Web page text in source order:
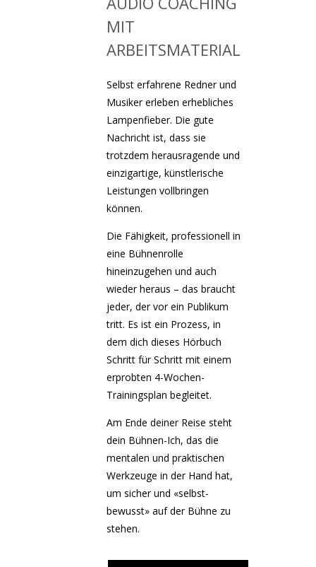
MIT
ARBEITSMATERIAL
Selbst erfahrene Redner und
Musiker erleben erhebliches
Lampenfieber. Die gute
Nachricht ist, dass sie
trotzdem herausragende und
einzigartige, künstlerische
Leistungen vollbringen
können.
Die Fähigkeit, professionell in
eine Bühnenrolle
hineinzugehen und auch
wieder heraus – das braucht
jeder, der vor ein Publikum
tritt. Es ist ein Prozess, in
dem dich dieses Hörbuch
Schritt für Schritt mit einem
erprobten 4-Wochen-
Trainingsplan begleitet.
Am Ende deiner Reise steht
dein Bühnen-Ich, das die
mentalen und praktischen
Werkzeuge in der Hand hat,
um sicher und «selbst-
bewusst» auf der Bühne zu
stehen.